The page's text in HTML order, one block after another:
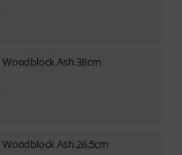
Woodblock Ash 38cm
Woodblock Ash 26,5cm